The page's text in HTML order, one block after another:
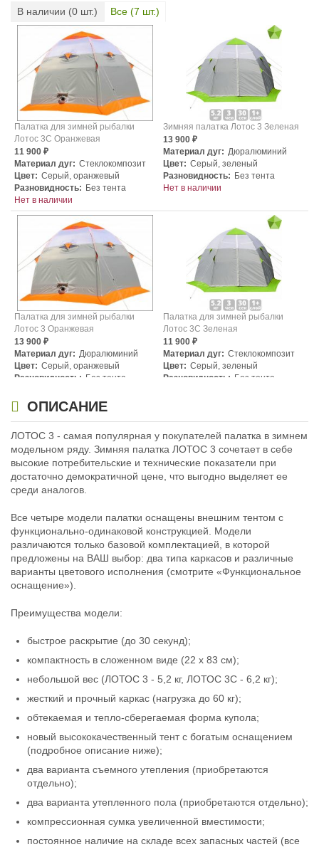
В наличии (0 шт.) Все (7 шт.)
Палатка для зимней рыбалки
Лотос 3С Оранжевая
11 900 ₽
Материал дуг: Стеклокомпозит
Цвет: Серый, оранжевый
Разновидность: Без тента
Нет в наличии
Зимняя палатка Лотос 3 Зеленая
13 900 ₽
Материал дуг: Дюралюминий
Цвет: Серый, зеленый
Разновидность: Без тента
Нет в наличии
Палатка для зимней рыбалки
Лотос 3 Оранжевая
13 900 ₽
Материал дуг: Дюралюминий
Цвет: Серый, оранжевый
Разновидность: Без тента
Палатка для зимней рыбалки
Лотос 3С Зеленая
11 900 ₽
Материал дуг: Стеклокомпозит
Цвет: Серый, зеленый
Разновидность: Без тента
Лотос 3 Камуфляж
10 900₽
Материал дуг:Дюралюминий
Цвет:Камуфляж
Разновидность: Без тента
Нет в наличии
Лотос 3 Эко
6 900
Материал дуг:Стеклокомпозит
Цвет: Серый, зеленый
Разновидность: -
Нет в наличии
Палатка для зимней рыбалки
14 900₽
Материал дуг:Дюралюминий
Цвет:
Серый, зеленый
Разновидность:
Утепленный внутренний тент
Нет в наличии
ОПИСАНИЕ
ЛОТОС 3 - самая популярная у покупателей палатка в зимнем
модельном ряду. Зимняя палатка ЛОТОС 3 сочетает в себе
высокие потребительские и технические показатели при
достаточно демократичной цене, что выгодно выделяет ее
среди аналогов.
Все четыре модели палатки оснащены внешним тентом с
функционально-одинаковой конструкцией. Модели
различаются только базовой комплектацией, в которой
предложены на ВАШ выбор: два типа каркасов и различные
варианты цветового исполнения (смотрите «Функциональное
оснащение»).
Преимущества модели:
быстрое раскрытие (до 30 секунд);
компактность в сложенном виде (22 х 83 см);
небольшой вес (ЛОТОС 3 - 5,2 кг, ЛОТОС 3С - 6,2 кг);
жесткий и прочный каркас (нагрузка до 60 кг);
обтекаемая и тепло-сберегаемая форма купола;
новый высококачественный тент с богатым оснащением
(подробное описание ниже);
два варианта съемного утепления (приобретаются
отдельно);
два варианта утепленного пола (приобретаются отдельно);
компрессионная сумка увеличенной вместимости;
постоянное наличие на складе всех запасных частей (все